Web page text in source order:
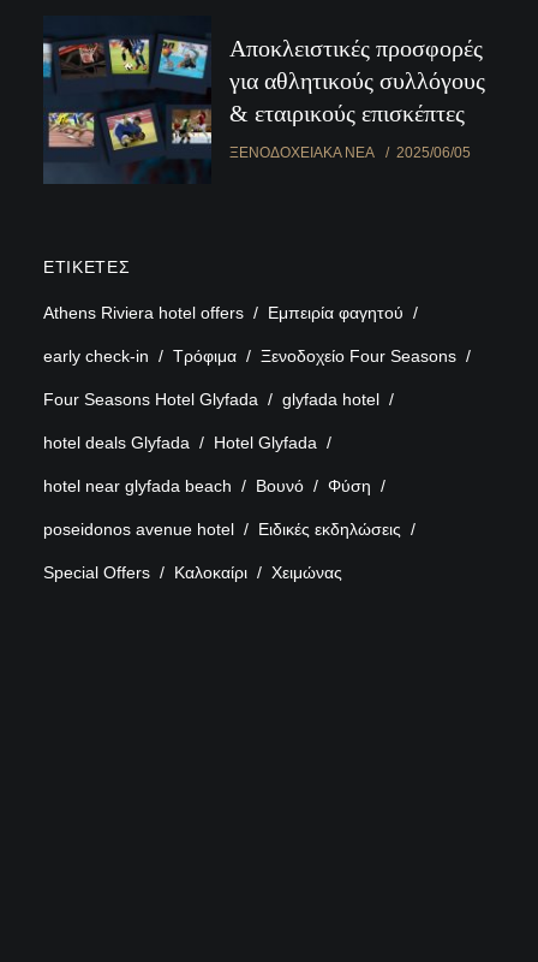
Αποκλειστικές προσφορές
για αθλητικούς συλλόγους
& εταιρικούς επισκέπτες
ΞΕΝΟΔΟΧΕΙΑΚΆ ΝΈΑ 2025/06/05
ΕΤΙΚΈΤΕΣ
Athens Riviera hotel offers Εμπειρία φαγητού
early check-in Τρόφιμα Ξενοδοχείο Four Seasons
Four Seasons Hotel Glyfada glyfada hotel
hotel deals Glyfada Hotel Glyfada
hotel near glyfada beach Βουνό Φύση
poseidonos avenue hotel Ειδικές εκδηλώσεις
Special Offers Καλοκαίρι Χειμώνας